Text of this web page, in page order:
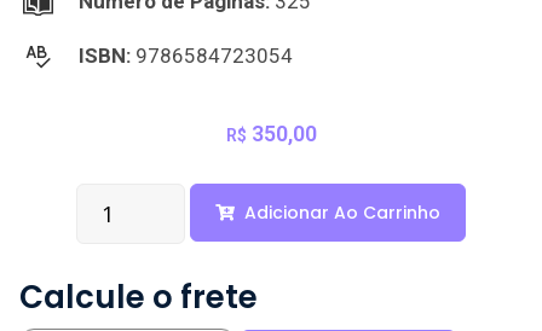
ISBN: 9786584723054
R$ 350,00
Adicionar Ao Carrinho
Calcule o frete